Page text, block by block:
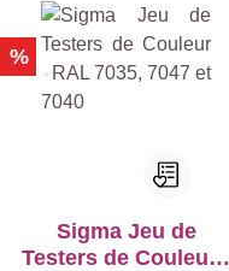
%
Sigma Jeu de
Testers de Couleur -